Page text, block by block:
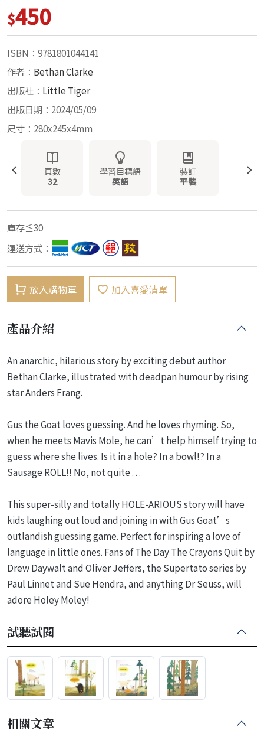
$450
ISBN：9781801044141
作者： Bethan Clarke
出版社： Little Tiger
出版日期：2024/05/09
尺寸：280x245x4mm
頁數
32
學習目標語
英語
裝訂
平裝
庫存≦30
運送方式：
放入購物車 加入喜愛清單
產品介紹
An anarchic, hilarious story by exciting debut author
Bethan Clarke, illustrated with deadpan humour by rising
star Anders Frang.
Gus the Goat loves guessing. And he loves rhyming. So,
when he meets Mavis Mole, he can’t help himself trying to
guess where she lives. Is it in a hole? In a bowl!? In a
Sausage ROLL!! No, not quite . . .
This super-silly and totally HOLE-ARIOUS story will have
kids laughing out loud and joining in with Gus Goat’s
outlandish guessing game. Perfect for inspiring a love of
language in little ones. Fans of The Day The Crayons Quit by
Drew Daywalt and Oliver Jeffers, the Supertato series by
Paul Linnet and Sue Hendra, and anything Dr Seuss, will
adore Holey Moley!
試聽試閱
相關文章